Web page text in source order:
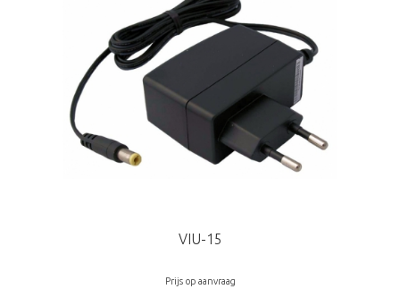
VIU-15
Prijs op aanvraag